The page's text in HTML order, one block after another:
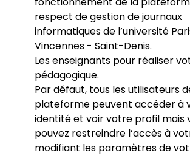
respect de gestion de journaux
informatiques de l’université
Vincennes - Saint-Denis.
Les enseignants pour réaliser
pédagogique.
Par défaut, tous les utilisateurs
plateforme peuvent accéder à
identité et voir votre profil mais
pouvez restreindre l’accès à
modifiant les paramètres de